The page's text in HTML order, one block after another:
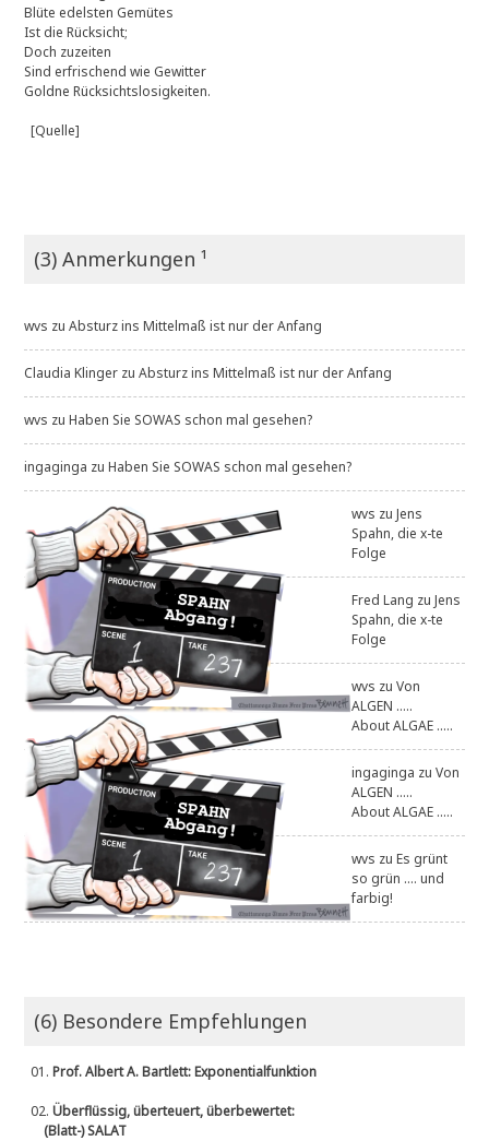
Blüte edelsten Gemütes
Ist die Rücksicht;
Doch zuzeiten
Sind erfrischend wie Gewitter
Goldne Rücksichtslosigkeiten.
[Quelle]
(3) Anmerkungen ¹
wvs zuAbsturz ins Mittelmaß ist nur der Anfang
Claudia Klinger zuAbsturz ins Mittelmaß ist nur der Anfang
wvs zuHaben Sie SOWAS schon mal gesehen?
ingaginga zuHaben Sie SOWAS schon mal gesehen?
wvs zuJens
Spahn, die x-te
Folge
Fred Lang zuJens
Spahn, die x-te
Folge
wvs zuVon
ALGEN .....
About ALGAE .....
ingaginga zuVon
ALGEN .....
About ALGAE .....
wvs zuEs grünt
so grün .... und
farbig!
(6) Besondere Empfehlungen
01.Prof. Albert A. Bartlett: Exponentialfunktion
02.Überflüssig, überteuert, überbewertet:
(Blatt-) SALAT